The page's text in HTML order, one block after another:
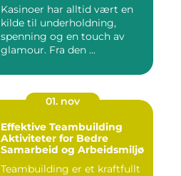
Kasinoer har alltid vært en
kilde til underholdning,
spenning og en touch av
glamour. Fra den ...
01. nov
Effektive Teambuilding
Aktiviteter for Bedre
Samarbeid og Arbeidsmiljø
Teambuilding er et kraftfullt